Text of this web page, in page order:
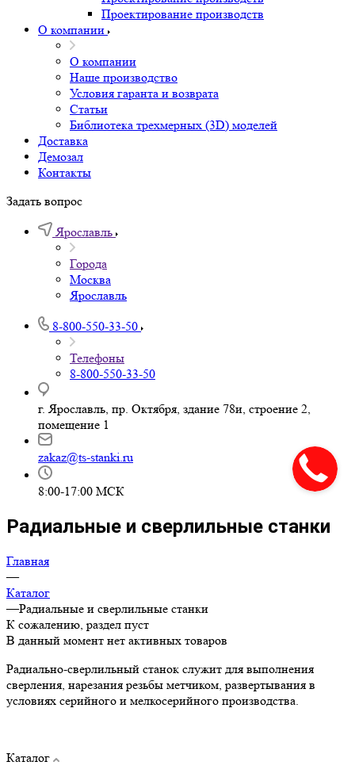
Проектирование производств
О компании
О компании
Наше производство
Условия гаранта и возврата
Статьи
Библиотека трехмерных (3D) моделей
Доставка
Демозал
Контакты
Задать вопрос
Ярославль
Города
Москва
Ярославль
8-800-550-33-50
Телефоны
8-800-550-33-50
г. Ярославль, пр. Октября, здание 78и, строение 2,
помещение 1
zakaz@ts-stanki.ru
8:00-17:00 МСК
Радиальные и сверлильные станки
Главная
—
Каталог
—Радиальные и сверлильные станки
К сожалению, раздел пуст
В данный момент нет активных товаров
Радиально-сверлильный станок служит для выполнения
сверления, нарезания резьбы метчиком, развертывания в
условиях серийного и мелкосерийного производства.
Каталог